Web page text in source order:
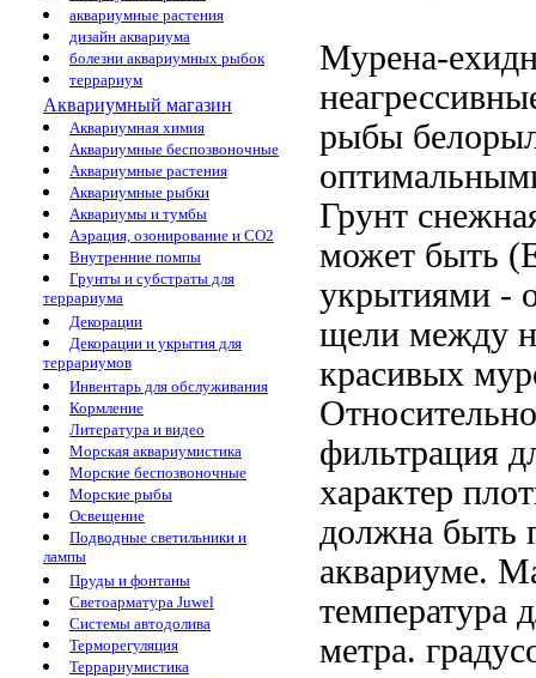
аквариумные растения
дизайн аквариума
болезни аквариумных рыбок
террариум
Аквариумный магазин
Аквариумная химия
Аквариумные беспозвоночные
Аквариумные растения
Аквариумные рыбки
Аквариумы и тумбы
Аэрация, озонирование и CO2
Внутренние помпы
Грунты и субстраты для
террариума
Декорации
Декорации и укрытия для
террариумов
Инвентарь для обслуживания
Кормление
Литература и видео
Морская аквариумистика
Морские беспозвоночные
Морские рыбы
Освещение
Подводные светильники и
лампы
Пруды и фонтаны
Светоарматура Juwel
Системы автодолива
Терморегуляция
Террариумистика
Мурена-
рыбы
Грунт
может быть
укрытиями -
щели между
красивых
фильтрация
характер
должна быть
аквариуме.
температура
метра.